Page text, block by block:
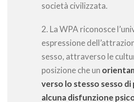
società civilizzata.
2. La WPA riconosce
espressione
sesso, attraverso le
posizione che un
verso lo stesso sesso di
alcuna disfunzione